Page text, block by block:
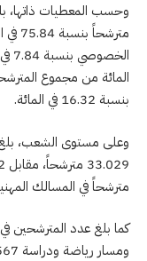
بنسبة 16.32 في المائة.
وعلى مستوى الشعب، بلغ
مترشحاً في المسالك المهنية
كما بلغ عدد المترشحين